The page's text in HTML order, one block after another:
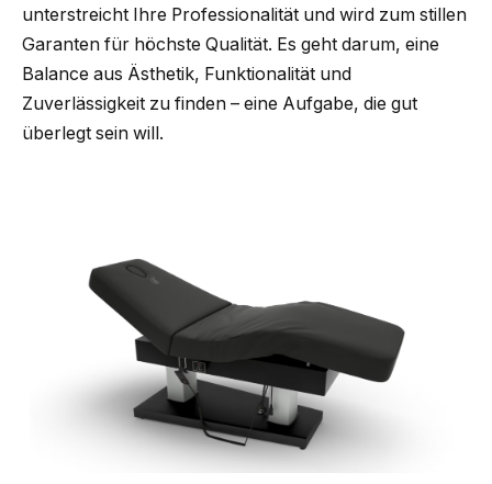
unterstreicht Ihre Professionalität und wird zum stillen
Garanten für höchste Qualität. Es geht darum, eine
Balance aus Ästhetik, Funktionalität und
Zuverlässigkeit zu finden – eine Aufgabe, die gut
überlegt sein will.